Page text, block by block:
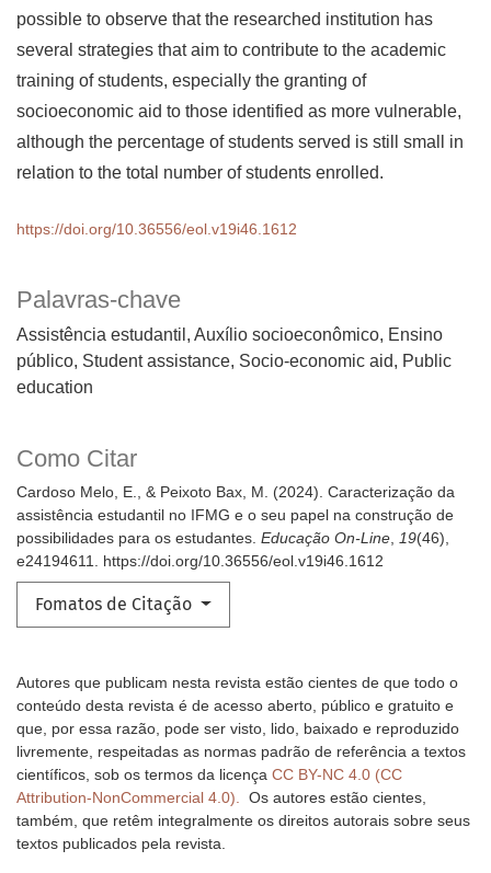
Palavras-chave
Assistência estudantil, Auxílio socioeconômico, Ensino
público Student assistance, Socio-economic aid, Public
education
Como Citar
Cardoso Melo, E., & Peixoto Bax, M. (2024). Caracterização da
assistência estudantil no IFMG e o seu papel na construção de
possibilidades para os estudantes. Educação On-Line, 19(46),
e24194611. https://doi.org/10.36556/eol.v19i46.1612
Fomatos de Citação
possible to observe that the researched institution has
several strategies that aim to contribute to the academic
training of students, especially the granting of
socioeconomic aid to those identified as more vulnerable,
although the percentage of students served is still small in
relation to the total number of students enrolled.
https://doi.org/10.36556/eol.v19i46.1612
Autores que publicam nesta revista estão cientes de que todo o
conteúdo desta revista é de acesso aberto, público e gratuito e
que, por essa razão, pode ser visto, lido, baixado e reproduzido
livremente, respeitadas as normas padrão de referência a textos
científicos, sob os termos da licença CC BY-NC 4.0 (CC
Attribution-NonCommercial 4.0). Os autores estão cientes,
também, que retêm integralmente os direitos autorais sobre seus
textos publicados pela revista.